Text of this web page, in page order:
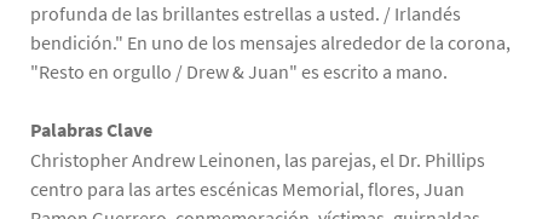
profunda de las brillantes estrellas a usted. / Irlandés
bendición." En uno de los mensajes alrededor de la corona,
"Resto en orgullo / Drew & Juan" es escrito a mano.
Palabras Clave
Christopher Andrew Leinonen, las parejas, el Dr. Phillips
centro para las artes escénicas Memorial, flores, Juan